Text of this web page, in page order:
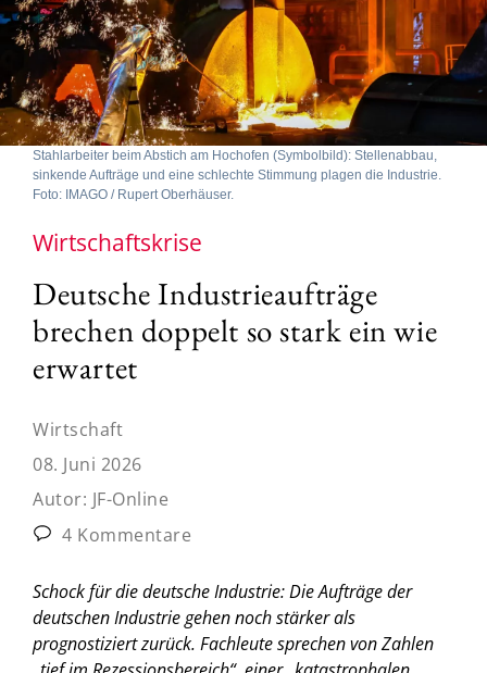
Stahlarbeiter beim Abstich am Hochofen (Symbolbild): Stellenabbau,
sinkende Aufträge und eine schlechte Stimmung plagen die Industrie.
Foto: IMAGO / Rupert Oberhäuser.
Wirtschaftskrise
Deutsche Industrieaufträge
brechen doppelt so stark ein wie
erwartet
Wirtschaft
08. Juni 2026
Autor: JF-Online
4 Kommentare
Schock für die deutsche Industrie: Die Aufträge der
deutschen Industrie gehen noch stärker als
prognostiziert zurück. Fachleute sprechen von Zahlen